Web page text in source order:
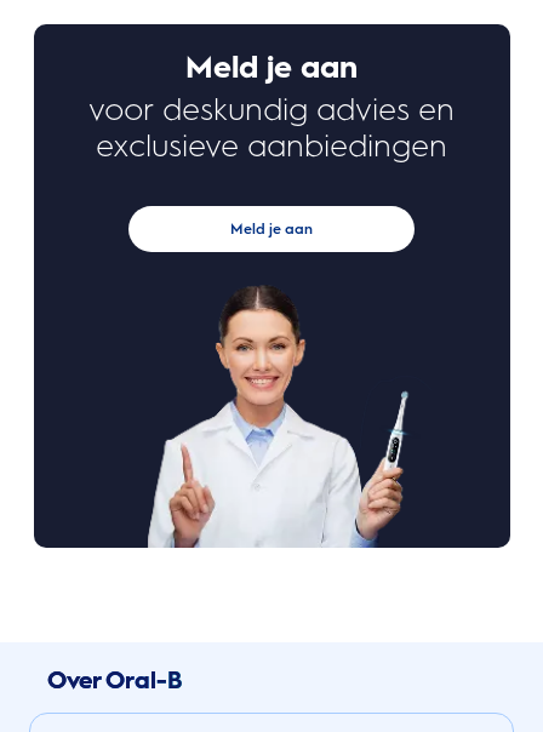
Meld je aan
voor deskundig advies en
exclusieve aanbiedingen
Meld je aan
Over Oral-B